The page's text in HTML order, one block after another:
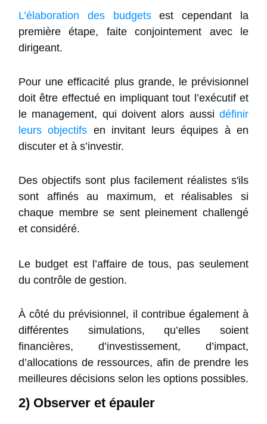
L’élaboration des budgetsest cependant la
première étape, faite conjointement avec le
dirigeant.
Pour une efficacité plus grande, le prévisionnel
doit être effectué en impliquant tout l’exécutif et
le management, qui doivent alors aussi définir
leurs objectifs en invitant leurs équipes à en
discuter et à s’investir.
Des objectifs sont plus facilement réalistes s'ils
sont affinés au maximum, et réalisables si
chaque membre se sent pleinement challengé
et considéré.
Le budget est l’affaire de tous, pas seulement
du contrôle de gestion.
À côté du prévisionnel, il contribue également à
différentes simulations, qu’elles soient
financières, d’investissement, d’impact,
d’allocations de ressources, afin de prendre les
meilleures décisions selon les options possibles.
2) Observer et épauler